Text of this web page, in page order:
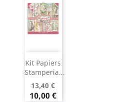
Kit Papiers
Stamperia...
13,40 €
10,00 €